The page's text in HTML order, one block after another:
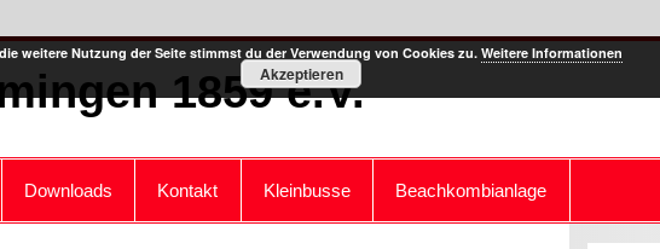
1859 e.V.
Downloads Kontakt Kleinbusse Beachkombianlage
weitere Nutzung der Seite stimmst du der Verwendung von Cookies zu. Weitere Informationen
Akzeptieren